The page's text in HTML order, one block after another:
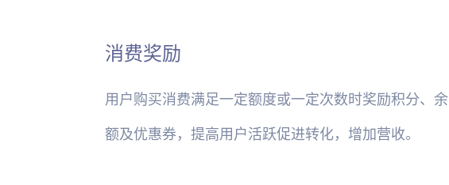
消费奖励
用户购买消费满足一定额度或一定次数时奖励积分、余
额及优惠券，提高用户活跃促进转化，增加营收。